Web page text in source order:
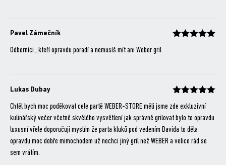
Pavel Zámečník
Odborníci , kteří opravdu poradí a nemusíš mít ani Weber gril
Lukas Dubay
Chtěl bych moc poděkovat cele partě WEBER-STORE měli jsme zde exkluzivní
kulinářský večer včetně skvělého vysvětlení jak správně grilovat bylo to opravdu
luxusní vřele doporučuji myslím že parta kluků pod vedením Davida to děla
opravdu moc dobře mimochodem už nechci jiný gril než WEBER a velice rád se
sem vrátím.